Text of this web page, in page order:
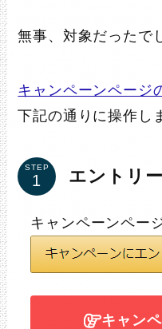
無事、対象だったで
キャンペーンページ
下記の通りに操作し
STEP エントリ
キャンペーンペー
キャン